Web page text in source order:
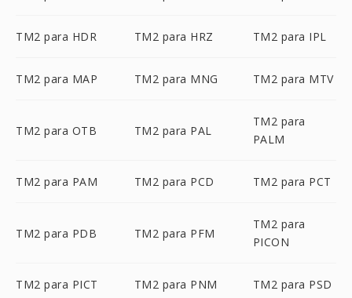
TM2 para HDR TM2 para HRZ TM2 para IPL
TM2 para MAP TM2 para MNG TM2 para MTV
TM2 para OTB TM2 para PAL
TM2 para
PALM
TM2 para PAM TM2 para PCD TM2 para PCT
TM2 para PDB TM2 para PFM
TM2 para
PICON
TM2 para PICT TM2 para PNM TM2 para PSD